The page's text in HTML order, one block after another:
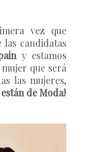
vez que
las candidatas
y estamos
que será
las mujeres,
están de Moda!